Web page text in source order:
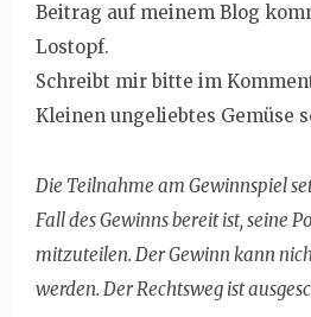
Beitrag auf meinem Blog
Lostopf.
Schreibt mir bitte im
Kleinen ungeliebtes Gemüse
Die Teilnahme am Gewinnspiel
Fall des Gewinns bereit ist, seine
mitzuteilen. Der Gewinn kann
werden. Der Rechtsweg ist